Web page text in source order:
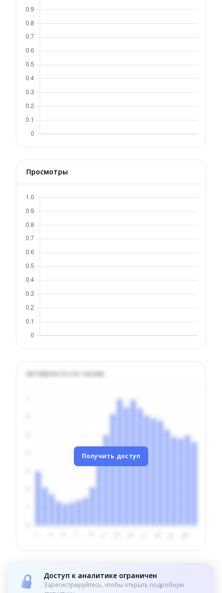
Просмотры
Активность по часам
Получить доступ
Доступ к аналитике ограничен
Зарегистрируйтесь, чтобы открыть подробную